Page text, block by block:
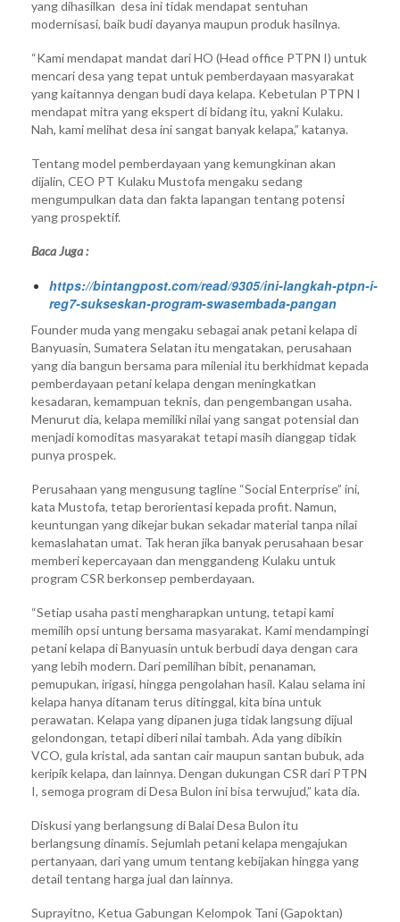
yang dihasilkan desa ini tidak mendapat sentuhan
modernisasi, baik budi dayanya maupun produk hasilnya.
“Kami mendapat mandat dari HO (Head office PTPN I) untuk
mencari desa yang tepat untuk pemberdayaan masyarakat
yang kaitannya dengan budi daya kelapa. Kebetulan PTPN I
mendapat mitra yang ekspert di bidang itu, yakni Kulaku.
Nah, kami melihat desa ini sangat banyak kelapa,” katanya.
Tentang model pemberdayaan yang kemungkinan akan
dijalin, CEO PT Kulaku Mustofa mengaku sedang
mengumpulkan data dan fakta lapangan tentang potensi
yang prospektif.
Baca Juga :
https://bintangpost.com/read/9305/ini-langkah-ptpn-i-
reg7-sukseskan-program-swasembada-pangan
Founder muda yang mengaku sebagai anak petani kelapa di
Banyuasin, Sumatera Selatan itu mengatakan, perusahaan
yang dia bangun bersama para milenial itu berkhidmat kepada
pemberdayaan petani kelapa dengan meningkatkan
kesadaran, kemampuan teknis, dan pengembangan usaha.
Menurut dia, kelapa memiliki nilai yang sangat potensial dan
menjadi komoditas masyarakat tetapi masih dianggap tidak
punya prospek.
Perusahaan yang mengusung tagline “Social Enterprise” ini,
kata Mustofa, tetap berorientasi kepada profit. Namun,
keuntungan yang dikejar bukan sekadar material tanpa nilai
kemaslahatan umat. Tak heran jika banyak perusahaan besar
memberi kepercayaan dan menggandeng Kulaku untuk
program CSR berkonsep pemberdayaan.
“Setiap usaha pasti mengharapkan untung, tetapi kami
memilih opsi untung bersama masyarakat. Kami mendampingi
petani kelapa di Banyuasin untuk berbudi daya dengan cara
yang lebih modern. Dari pemilihan bibit, penanaman,
pemupukan, irigasi, hingga pengolahan hasil. Kalau selama ini
kelapa hanya ditanam terus ditinggal, kita bina untuk
perawatan. Kelapa yang dipanen juga tidak langsung dijual
gelondongan, tetapi diberi nilai tambah. Ada yang dibikin
VCO, gula kristal, ada santan cair maupun santan bubuk, ada
keripik kelapa, dan lainnya. Dengan dukungan CSR dari PTPN
I, semoga program di Desa Bulon ini bisa terwujud,” kata dia.
Diskusi yang berlangsung di Balai Desa Bulon itu
berlangsung dinamis. Sejumlah petani kelapa mengajukan
pertanyaan, dari yang umum tentang kebijakan hingga yang
detail tentang harga jual dan lainnya.
Suprayitno, Ketua Gabungan Kelompok Tani (Gapoktan)